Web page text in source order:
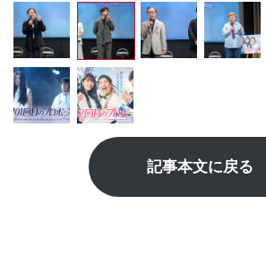
記事本文に戻る